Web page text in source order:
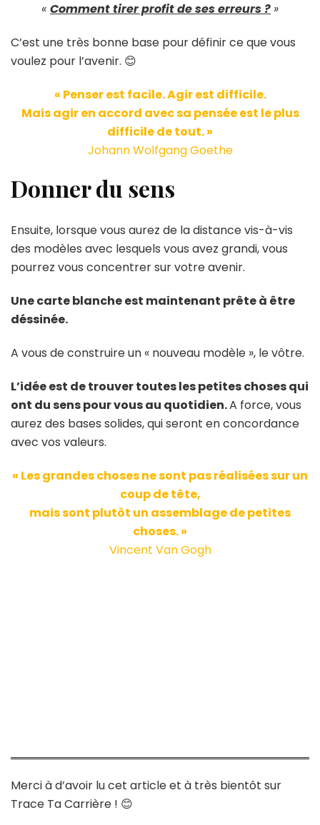
« Comment tirer profit de ses erreurs ?»
C’est une très bonne base pour définir ce que vous
voulez pour l’avenir. 😊
« Penser est facile. Agir est difficile.
Mais agir en accord avec sa pensée est le plus
difficile de tout. »
Johann Wolfgang Goethe
Donner du sens
Ensuite, lorsque vous aurez de la distance vis-à-vis
des modèles avec lesquels vous avez grandi, vous
pourrez vous concentrer sur votre avenir.
Une carte blanche est maintenant prête à être
déssinée.
A vous de construire un « nouveau modèle », le vôtre.
L’idée est de trouver toutes les petites choses qui
ont du sens pour vous au quotidien.A force, vous
aurez des bases solides, qui seront en concordance
avec vos valeurs.
« Les grandes choses ne sont pas réalisées sur un
coup de tête,
mais sont plutôt un assemblage de petites
choses. »
Vincent Van Gogh
Merci à d’avoir lu cet article et à très bientôt sur
Trace Ta Carrière ! 😊